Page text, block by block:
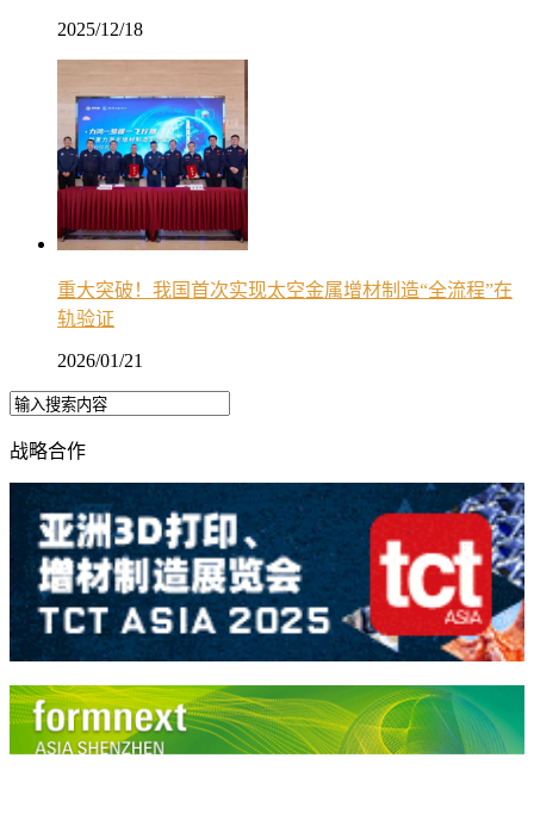
2025/12/18
重大突破！我国首次实现太空金属增材制造“全流程”在
轨验证
2026/01/21
战略合作